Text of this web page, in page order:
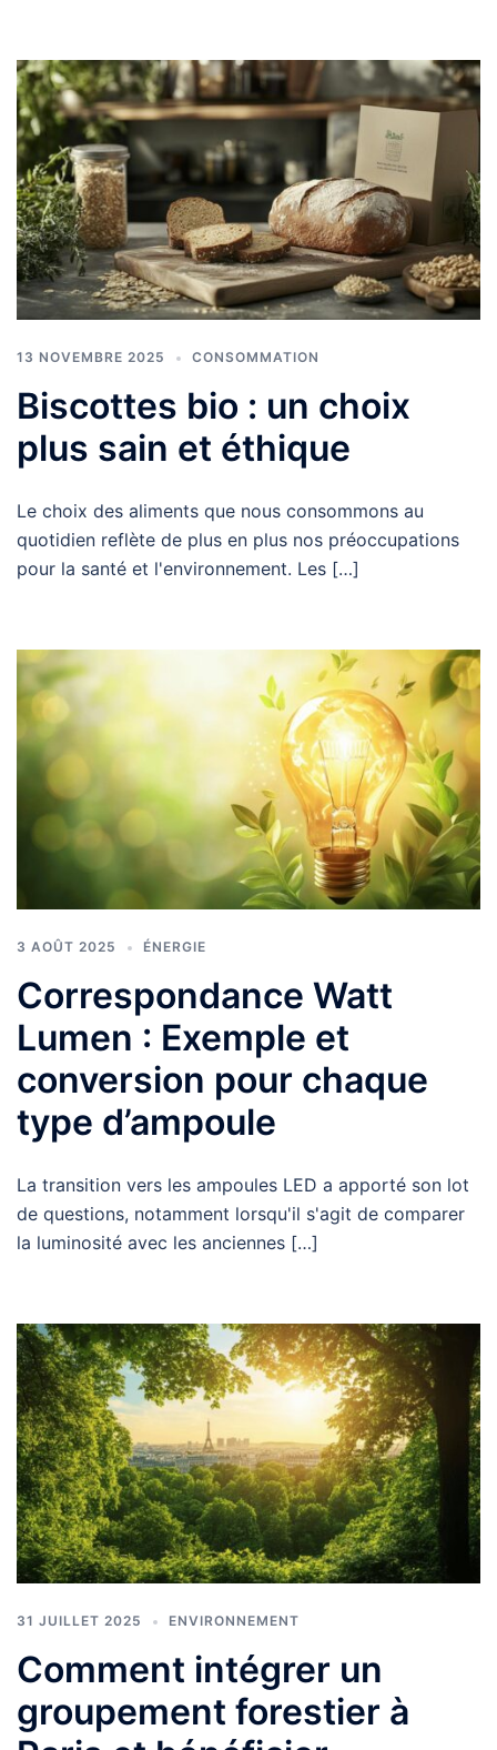
13 NOVEMBRE 2025 CONSOMMATION
Biscottes bio : un choix
plus sain et éthique
Le choix des aliments que nous consommons au
quotidien reflète de plus en plus nos préoccupations
pour la santé et l'environnement. Les […]
3 AOÛT 2025 ÉNERGIE
Correspondance Watt
Lumen : Exemple et
conversion pour chaque
type d’ampoule
La transition vers les ampoules LED a apporté son lot
de questions, notamment lorsqu'il s'agit de comparer
la luminosité avec les anciennes […]
31 JUILLET 2025 ENVIRONNEMENT
Comment intégrer un
groupement forestier à